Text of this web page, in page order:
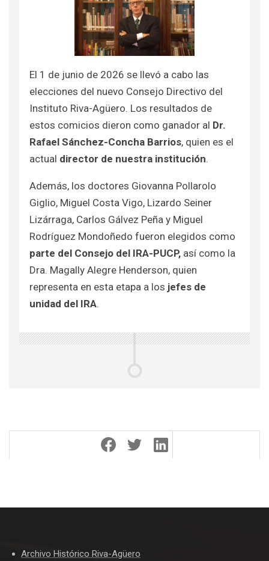
El 1 de junio de 2026 se llevó a cabo las
elecciones del nuevo Consejo Directivo del
Instituto Riva-Agüero. Los resultados de
estos comicios dieron como ganador al Dr.
Rafael Sánchez-Concha Barrios, quien es el
actual director de nuestra institución.
Además, los doctores Giovanna Pollarolo
Giglio, Miguel Costa Vigo, Lizardo Seiner
Lizárraga, Carlos Gálvez Peña y Miguel
Rodríguez Mondoñedo fueron elegidos como
parte del Consejo del IRA-PUCP, así como la
Dra. Magally Alegre Henderson, quien
representa en esta etapa a los jefes de
unidad del IRA.
Archivo Histórico Riva-Agüero